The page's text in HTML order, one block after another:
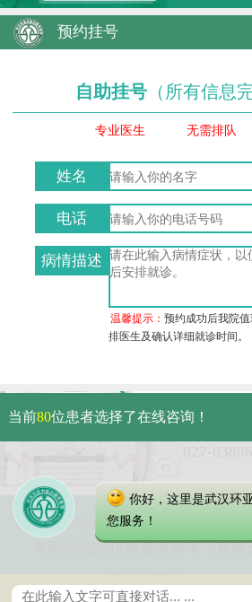
预约挂号
自助挂号 （所有信息
专业医生 无需排队
姓名
电话
病情描述
温馨提示：预约成功后我院
排医生及确认详细就诊时间。
武汉市硚
免费电话：
Copyright 2025 武汉环亚中
本网站信息仅做健康参考，具体
当前80位患者选择了在线咨询！
你好，这里是武汉环
您服务！